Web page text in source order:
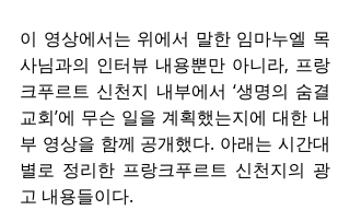
이 영상에서는 위에서 말한 임마누엘 목
사님과의 인터뷰 내용뿐만 아니라, 프랑
크푸르트 신천지 내부에서 ‘생명의 숨결
교회’에 무슨 일을 계획했는지에 대한 내
부 영상을 함께 공개했다. 아래는 시간대
별로 정리한 프랑크푸르트 신천지의 광
고 내용들이다.